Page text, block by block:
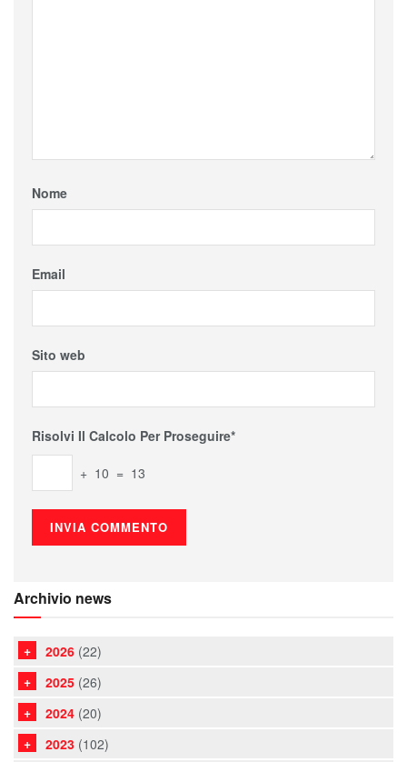
Nome
Email
Sito web
Risolvi Il Calcolo Per Proseguire*
+ 10 = 13
Archivio news
2026 (22)
2025 (26)
2024 (20)
2023 (102)